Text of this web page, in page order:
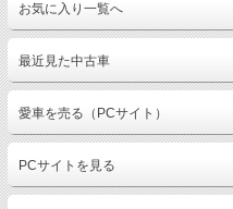
お気に入り一覧へ
最近見た中古車
愛車を売る（PCサイト）
PCサイトを見る